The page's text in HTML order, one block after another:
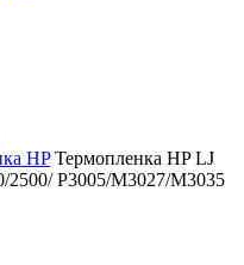
HPТермопленка HP LJ
2500/ P3005/M3027/M3035